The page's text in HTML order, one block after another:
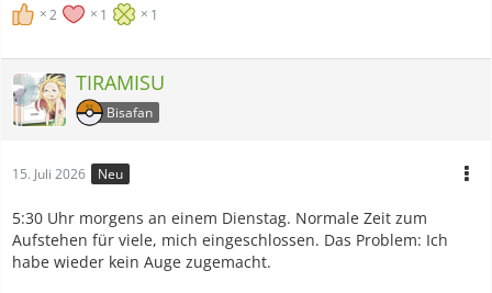
2 1 1
TIRAMISU
Bisafan
15. Juli 2026 Neu
5:30 Uhr morgens an einem Dienstag. Normale Zeit zum
Aufstehen für viele, mich eingeschlossen. Das Problem: Ich
habe wieder kein Auge zugemacht.